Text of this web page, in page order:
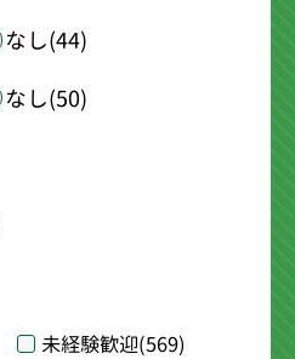
なし(44)
なし(50)
未経験歓迎(569)